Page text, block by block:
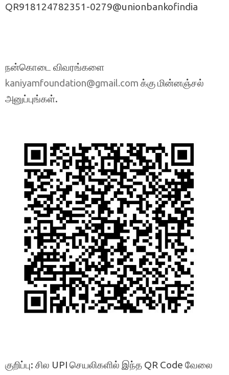
QR918124782351-0279@unionbankofindia
நன்கொடை விவரங்களை
kaniyamfoundation@gmail.com க்கு மின்னஞ்சல்
அனுப்புங்கள்.
குறிப்பு: சில UPI செயலிகளில் இந்த QR Code வேலை